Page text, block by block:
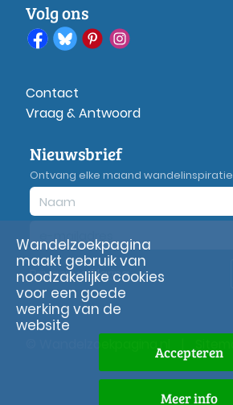
Volg ons
Contact
Vraag & Antwoord
Nieuwsbrief
Ontvang elke maand wandelinspiratie
Privacyverklaring
© Wandelzoekpagina.nl
Wandelzoekpagina
maakt gebruik van
noodzakelijke cookies
voor een goede
werking van de
website
Accepteren
Meer info